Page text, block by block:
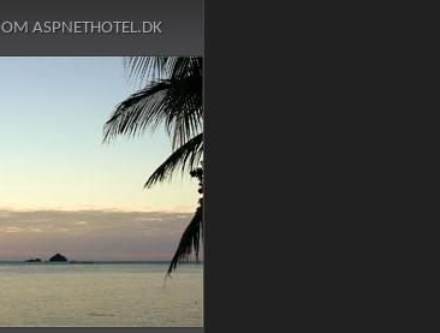
OM ASPNETHOTEL.DK